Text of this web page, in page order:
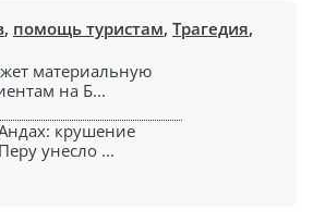
, помощь туристам, Трагедия,
материальную
на Б...
крушение
унесло ...